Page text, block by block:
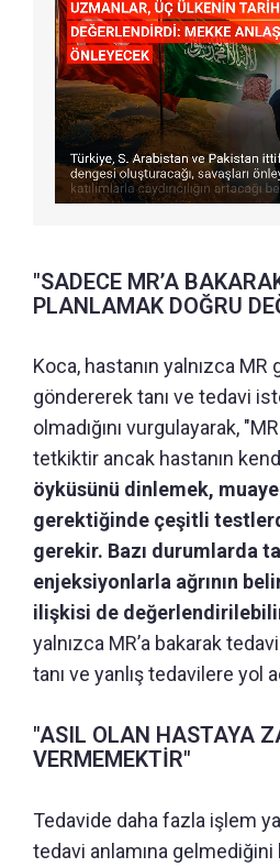
"SADECE MR’A
PLANLAMAK DOĞRU
Koca, hastanın yalnızca
göndererek tanı ve tedavi
olmadığını vurgulayarak,
tetkiktir ancak hastanın
öyküsünü dinlemek,
gerektiğinde çeşitli
gerekir. Bazı durumlarda
enjeksiyonlarla ağrının
ilişkisi de
yalnızca MR’a bakarak
tanı ve yanlış tedavilere yol
"ASIL OLAN HASTAYA
VERMEMEKTİR"
Tedavide daha fazla işlem
tedavi anlamına gelmediğini